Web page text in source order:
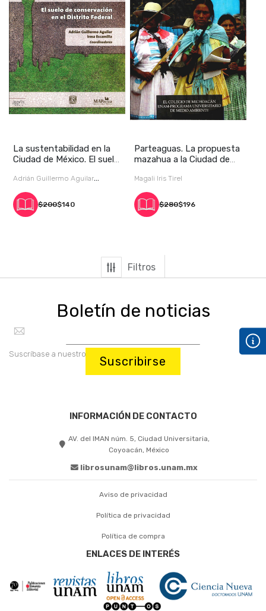
La sustentabilidad en la
Ciudad de México. El suelo
Adrián Guillermo Aguilar
$200$140
Parteaguas. La propuesta
mazahua a la Ciudad de
Magali Iris Tirel
$280$196
Filtros
Boletín de noticias
Suscríbase a nuestro boletín:
Suscribirse
INFORMACIÓN DE CONTACTO
AV. del IMAN núm. 5, Ciudad Universitaria,
Coyoacán, México
librosunam@libros.unam.mx
Aviso de privacidad
Política de privacidad
Política de compra
ENLACES DE INTERÉS